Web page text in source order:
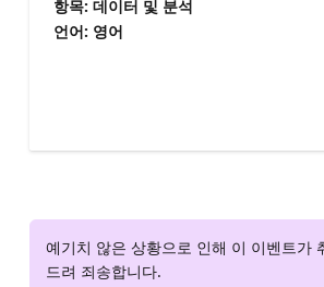
항목: 데이터 및 분석
언어: 영어
예기치 않은 상황으로 인해 이 이벤트가
드려 죄송합니다.